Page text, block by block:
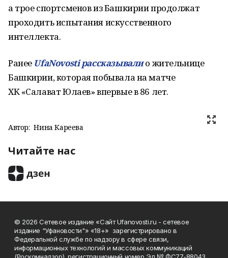
а трое спортсменов из Башкирии продолжат
проходить испытания искусственного
интеллекта.
Ранее UfaNovosti рассказывалио жительнице
Башкирии, которая побывала на матче
ХК «Салават Юлаев» впервые в 86 лет.
Автор: Нина Кареева
Читайте нас
© 2026 Сетевое издание «Сайт Ufanovosti.ru - сетевое
издание "Уфановости"» «18+» зарегистрировано в
Федеральной службе по надзору в сфере связи,
информационных технологий и массовых коммуникаций